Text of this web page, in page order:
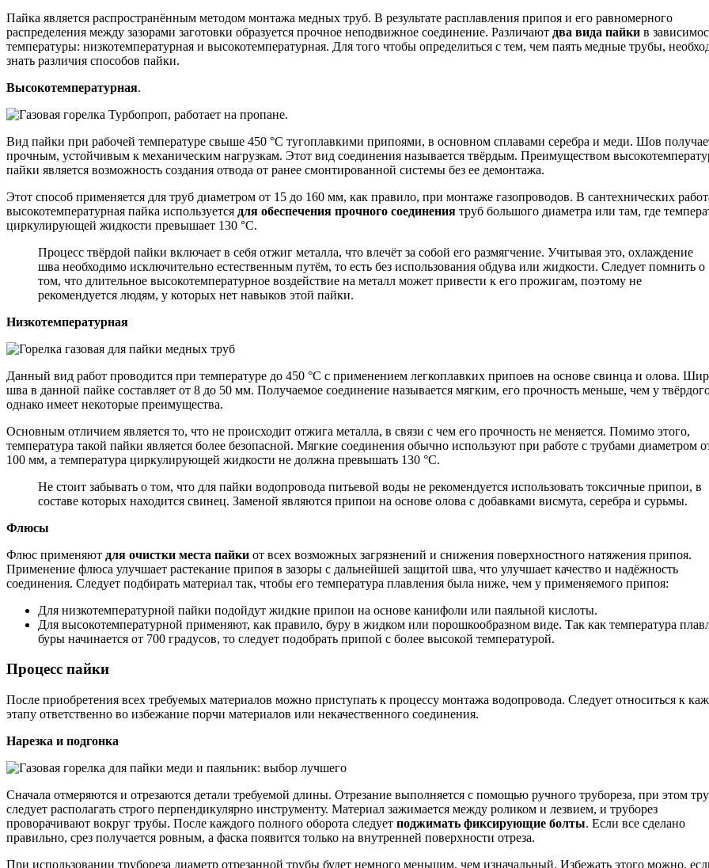
Пайка является распространённым методом монтажа медных труб. В результате расплавления припоя и его равномерного
распределения между зазорами заготовки образуется прочное неподвижное соединение. Различают два вида пайки в
температуры: низкотемпературная и высокотемпературная. Для того чтобы определиться с тем, чем паять медные трубы,
знать различия способов пайки.
Высокотемпературная.
Вид пайки при рабочей температуре свыше 450 °C тугоплавкими припоями, в основном сплавами серебра и меди. Шов
прочным, устойчивым к механическим нагрузкам. Этот вид соединения называется твёрдым. Преимуществом
пайки является возможность создания отвода от ранее смонтированной системы без ее демонтажа.
Этот способ применяется для труб диаметром от 15 до 160 мм, как правило, при монтаже газопроводов. В сантехнических
высокотемпературная пайка используется для обеспечения прочного соединения труб большого диаметра или там, где
циркулирующей жидкости превышает 130 °C.
Процесс твёрдой пайки включает в себя отжиг металла, что влечёт за собой его размягчение. Учитывая это, охлаждение
шва необходимо исключительно естественным путём, то есть без использования обдува или жидкости. Следует помнить о
том, что длительное высокотемпературное воздействие на металл может привести к его прожигам, поэтому не
рекомендуется людям, у которых нет навыков этой пайки.
Низкотемпературная
Данный вид работ проводится при температуре до 450 °C с применением легкоплавких припоев на основе свинца и олова.
шва в данной пайке составляет от 8 до 50 мм. Получаемое соединение называется мягким, его прочность меньше, чем у
однако имеет некоторые преимущества.
Основным отличием является то, что не происходит отжига металла, в связи с чем его прочность не меняется. Помимо этого,
температура такой пайки является более безопасной. Мягкие соединения обычно используют при работе с трубами диаметром
100 мм, а температура циркулирующей жидкости не должна превышать 130 °C.
Не стоит забывать о том, что для пайки водопровода питьевой воды не рекомендуется использовать токсичные припои, в
составе которых находится свинец. Заменой являются припои на основе олова с добавками висмута, серебра и сурьмы.
Флюсы
Флюс применяют для очистки места пайки от всех возможных загрязнений и снижения поверхностного натяжения припоя.
Применение флюса улучшает растекание припоя в зазоры с дальнейшей защитой шва, что улучшает качество и надёжность
соединения. Следует подбирать материал так, чтобы его температура плавления была ниже, чем у применяемого припоя:
Для низкотемпературной пайки подойдут жидкие припои на основе канифоли или паяльной кислоты.
Для высокотемпературной применяют, как правило, буру в жидком или порошкообразном виде. Так как температура
буры начинается от 700 градусов, то следует подобрать припой с более высокой температурой.
Процесс пайки
После приобретения всех требуемых материалов можно приступать к процессу монтажа водопровода. Следует относиться к
этапу ответственно во избежание порчи материалов или некачественного соединения.
Нарезка и подгонка
Сначала отмеряются и отрезаются детали требуемой длины. Отрезание выполняется с помощью ручного трубореза, при этом
следует располагать строго перпендикулярно инструменту. Материал зажимается между роликом и лезвием, и труборез
проворачивают вокруг трубы. После каждого полного оборота следует поджимать фиксирующие болты. Если все сделано
правильно, срез получается ровным, а фаска появится только на внутренней поверхности отреза.
При использовании трубореза диаметр отрезанной трубы будет немного меньшим, чем изначальный. Избежать этого можно,